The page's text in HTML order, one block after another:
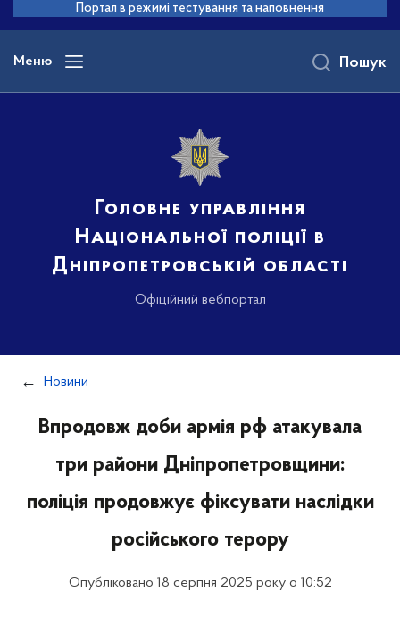
основного
вмісту
Портал в режимі тестування та наповнення
Меню
Головне управління
Національної поліції в
Дніпропетровській області
Офіційний вебпортал
Пошук
Новини
Впродовж доби армія рф атакувала
три райони Дніпропетровщини:
поліція продовжує фіксувати наслідки
російського терору
Опубліковано 18 серпня 2025 року о 10:52